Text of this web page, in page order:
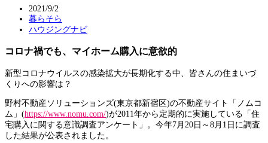
2021/9/2
暮らそら
ハウジングナビ
コロナ禍でも、マイホーム購入に意欲的
新型コロナウイルスの感染拡大が長期化する中、皆さんの住まいづ
くりへの影響は？
野村不動産ソリューションズ(東京都新宿区)の不動産サイト「ノムコ
ム」(https://www.nomu.com/)が2011年から定期的に実施している「住
宅購入に関する意識調査アンケート」。今年7月20日～8月1日に調査
した結果が公表されました。